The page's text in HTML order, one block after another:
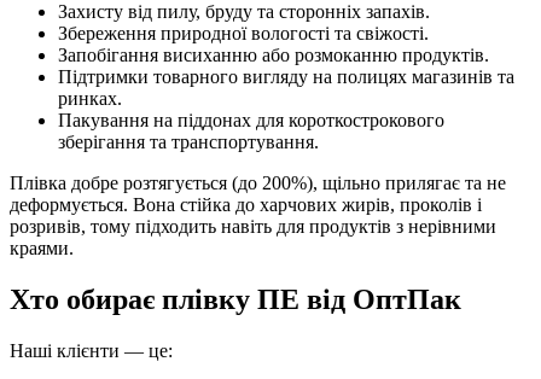
Захисту від пилу, бруду та сторонніх запахів.
Збереження природної вологості та свіжості.
Запобігання висиханню або розмоканню продуктів.
Підтримки товарного вигляду на полицях магазинів та
ринках.
Пакування на піддонах для короткострокового
зберігання та транспортування.
Плівка добре розтягується (до 200%), щільно прилягає та не
деформується. Вона стійка до харчових жирів, проколів і
розривів, тому підходить навіть для продуктів з нерівними
краями.
Хто обирає плівку ПЕ від ОптПак
Наші клієнти — це: